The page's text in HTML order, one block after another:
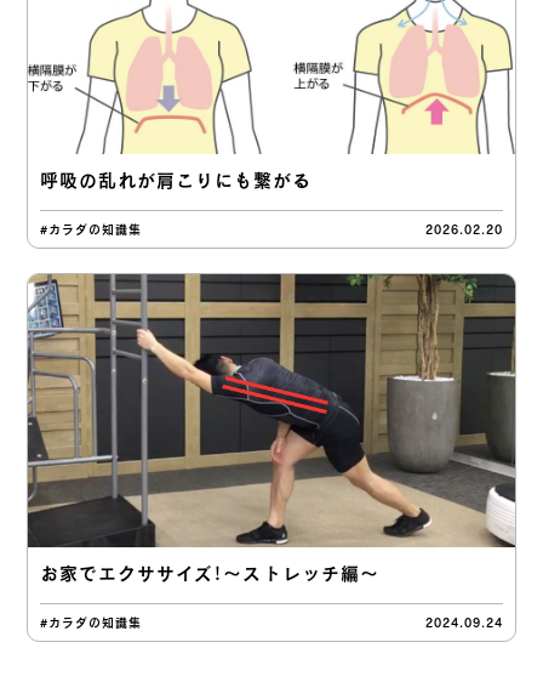
呼吸の乱れが肩こりにも繋がる
#カラダの知識集 2026.02.20
お家でエクササイズ！〜ストレッチ編〜
#カラダの知識集 2024.09.24